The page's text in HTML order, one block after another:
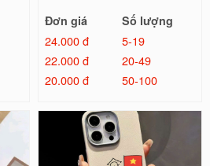
Đơn giá
Số lượng
24.000 đ
5-19
22.000 đ
20-49
20.000 đ
50-100